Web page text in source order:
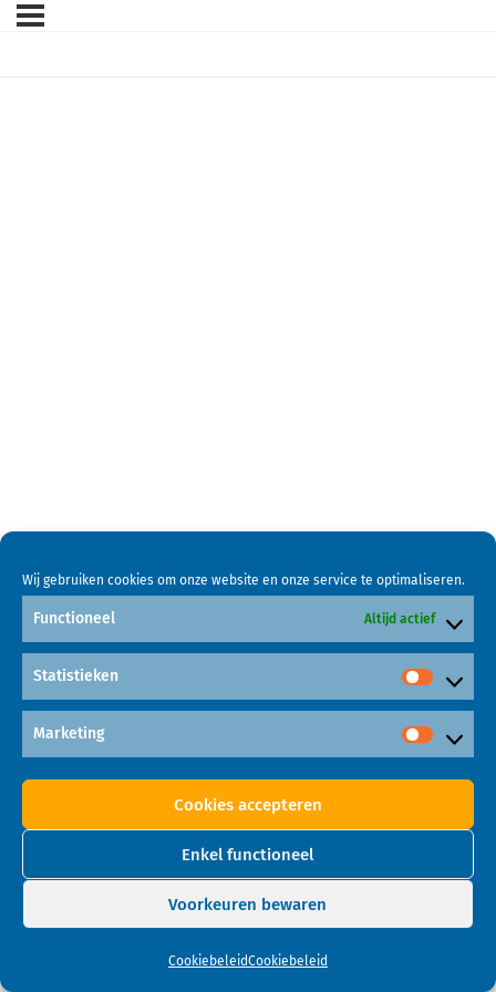
Wij gebruiken cookies om onze website en onze service te optimaliseren.
Functioneel Altijd actief
Statistieken
Marketing
Cookies accepteren
Enkel functioneel
Voorkeuren bewaren
CookiebeleidCookiebeleid